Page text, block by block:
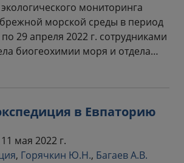
мониторинга
морской среды в период
по 29 апреля 2022 г. сотрудниками
биогеохимии моря и отдела…
в Евпаторию
мая 2022 г.
, Горячкин Ю.Н., Багаев А.В.